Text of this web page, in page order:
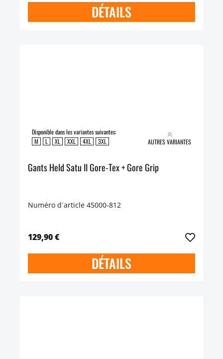
DÉTAILS
Disponible dans les variantes suivantes:
M
L XL XXL 4XL 3XL AUTRES VARIANTES
Gants Held Satu II Gore-Tex + Gore Grip
Numéro d´article 45000-812
129,90 €
DÉTAILS